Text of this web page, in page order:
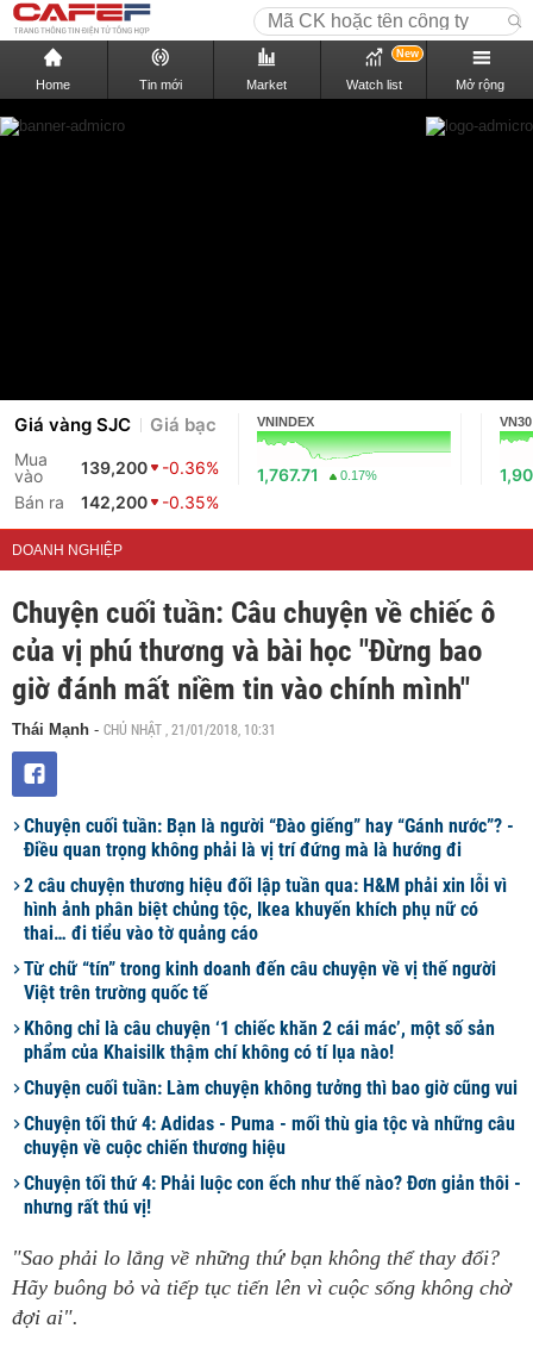
Home Tin mới Market Watch list
New
Mở rộng
Giá vàng SJC Giá bạc
Mua
vào
139,200
-0.36%
Bán ra
142,200 -0.35%
VNINDEX
1,767.71 0.17%
VN30
DOANH NGHIỆP
Chuyện cuối tuần: Câu chuyện về chiếc ô
của vị phú thương và bài học "Đừng bao
giờ đánh mất niềm tin vào chính mình"
Thái Mạnh - CHỦ NHẬT , 21/01/2018, 10:31
Chuyện cuối tuần: Bạn là người “Đào giếng” hay “Gánh nước”? -
Điều quan trọng không phải là vị trí đứng mà là hướng đi
2 câu chuyện thương hiệu đối lập tuần qua: H&M phải xin lỗi vì
hình ảnh phân biệt chủng tộc, Ikea khuyến khích phụ nữ có
thai… đi tiểu vào tờ quảng cáo
Từ chữ “tín” trong kinh doanh đến câu chuyện về vị thế người
Việt trên trường quốc tế
Không chỉ là câu chuyện ‘1 chiếc khăn 2 cái mác’, một số sản
phẩm của Khaisilk thậm chí không có tí lụa nào!
Chuyện cuối tuần: Làm chuyện không tưởng thì bao giờ cũng vui
Chuyện tối thứ 4: Adidas - Puma - mối thù gia tộc và những câu
chuyện về cuộc chiến thương hiệu
Chuyện tối thứ 4: Phải luộc con ếch như thế nào? Đơn giản thôi -
nhưng rất thú vị!
"Sao phải lo lắng về những thứ bạn không thể thay đổi?
Hãy buông bỏ và tiếp tục tiến lên vì cuộc sống không chờ
đợi ai".